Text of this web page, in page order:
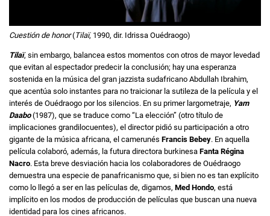
Cuestión de honor(Tilaï, 1990, dir. Idrissa Ouédraogo)
Tilaï, sin embargo, balancea estos momentos con otros de mayor levedad
que evitan al espectador predecir la conclusión; hay una esperanza
sostenida en la música del gran jazzista sudafricano Abdullah Ibrahim,
que acentúa solo instantes para no traicionar la sutileza de la película y el
interés de Ouédraogo por los silencios. En su primer largometraje, Yam
Daabo(1987), que se traduce como “La elección” (otro título de
implicaciones grandilocuentes), el director pidió su participación a otro
gigante de la música africana, el camerunés Francis Bebey. En aquella
película colaboró, además, la futura directora burkinesa Fanta Régina
Nacro. Esta breve desviación hacia los colaboradores de Ouédraogo
demuestra una especie de panafricanismo que, si bien no es tan explícito
como lo llegó a ser en las películas de, digamos, Med Hondo, está
implícito en los modos de producción de películas que buscan una nueva
identidad para los cines africanos.